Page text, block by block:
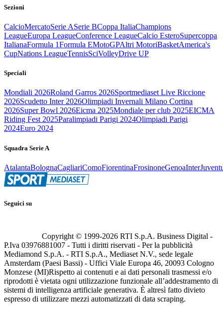
Sezioni
CalcioMercatoSerie ASerie BCoppa ItaliaChampions
LeagueEuropa LeagueConference LeagueCalcio EsteroSupercoppa
ItalianaFormula 1Formula EMotoGPAltri MotoriBasketAmerica's
CupNations LeagueTennisSciVolleyDrive UP
Speciali
Mondiali 2026Roland Garros 2026Sportmediaset Live Riccione
2026Scudetto Inter 2026Olimpiadi Invernali Milano Cortina
2026Super Bowl 2026Eicma 2025Mondiale per club 2025EICMA
Riding Fest 2025Paralimpiadi Parigi 2024Olimpiadi Parigi
2024Euro 2024
Squadra Serie A
AtalantaBolognaCagliariComoFiorentinaFrosinoneGenoaInter
Seguici su
Copyright © 1999-2026 RTI S.p.A. Business Digital -
P.Iva 03976881007 - Tutti i diritti riservati - Per la pubblicità
Mediamond S.p.A. - RTI S.p.A., Mediaset N.V., sede legale
Amsterdam (Paesi Bassi) - Uffici Viale Europa 46, 20093 Cologno
Monzese (MI)Rispetto ai contenuti e ai dati personali trasmessi e/o
riprodotti è vietata ogni utilizzazione funzionale all’addestramento di
sistemi di intelligenza artificiale generativa. È altresì fatto divieto
espresso di utilizzare mezzi automatizzati di data scraping.